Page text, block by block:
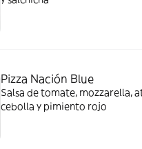
Pizza Nación Blue
Salsa de tomate, mozzarella,
cebolla y pimiento rojo